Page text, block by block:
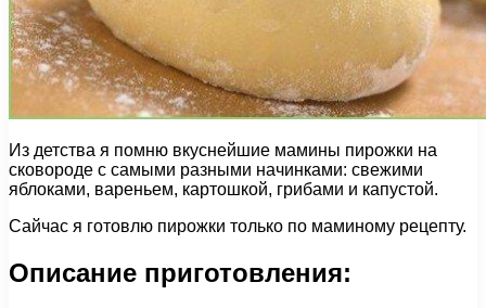
Из детства я помню вкуснейшие мамины пирожки на
сковороде с самыми разными начинками: свежими
яблоками, вареньем, картошкой, грибами и капустой.
Сайчас я готовлю пирожки только по маминому рецепту.
Описание приготовления: